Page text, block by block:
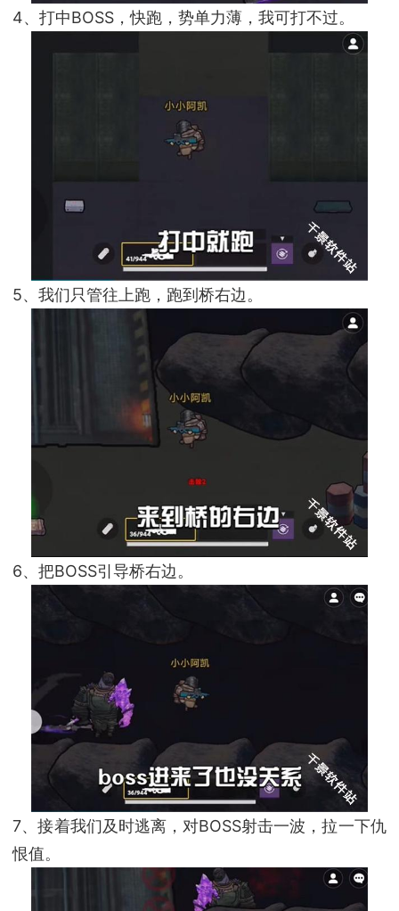
4、打中BOSS，快跑，势单力薄，我可打不过。
5、我们只管往上跑，跑到桥右边。
6、把BOSS引导桥右边。
7、接着我们及时逃离，对BOSS射击一波，拉一下仇
恨值。